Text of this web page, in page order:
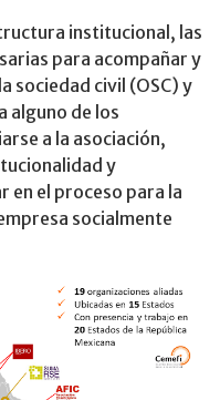
institucional, las
para acompañar y
sociedad civil (OSC) y
alguno de los
a la asociación,
y
en el proceso para la
socialmente